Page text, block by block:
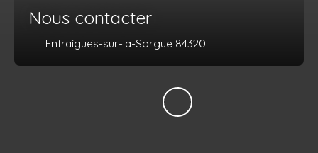
Nous contacter
Entraigues-sur-la-Sorgue 84320